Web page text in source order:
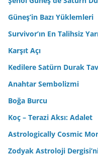
Güneş’in Bazı Yüklemleri
Survivor’ın En Talihsiz
Karşıt Açı
Kedilere Satürn Durak
Anahtar Sembolizmi
Boğa Burcu
Koç – Terazi Aksı: Adalet
Astrologically Cosmic
Zodyak Astroloji